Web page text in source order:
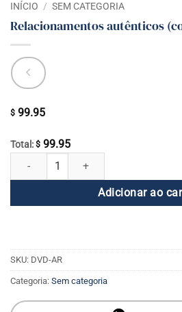
INÍCIO / SEM CATEGORIA
Relacionamentos autênticos
$ 99.95
Total: $ 99.95
Relacionamentos autênticos (conjunto
Adicionar ao
SKU: DVD-AR
Categoria: Sem categoria